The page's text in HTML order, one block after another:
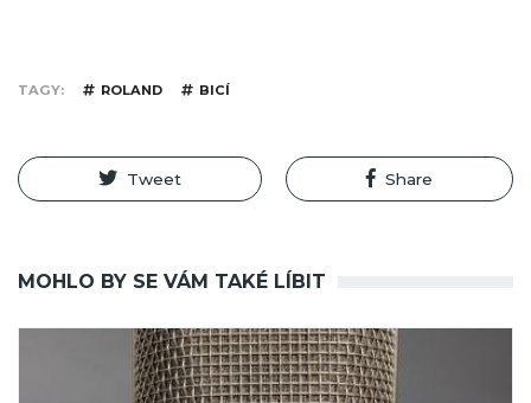
TAGY ROLAND BICÍ
Tweet Share
MOHLO BY SE VÁM TAKÉ LÍBIT